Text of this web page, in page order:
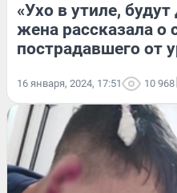
«Ухо в утиле,
жена рассказала о
пострадавшего от
16 января, 2024, 17:51 10 968